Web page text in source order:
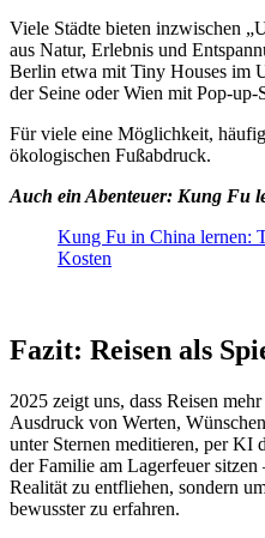
Viele Städte bieten inzwischen
aus Natur, Erlebnis und
Berlin etwa mit Tiny Houses im
der Seine oder Wien mit Pop-up-
Für viele eine Möglichkeit,
ökologischen Fußabdruck.
Auch ein Abenteuer: Kung Fu
Kung Fu in China lernen:
Kosten
Fazit: Reisen als
2025 zeigt uns, dass Reisen
Ausdruck von Werten,
unter Sternen meditieren, per KI
der Familie am Lagerfeuer
Realität zu entfliehen, sondern
bewusster zu erfahren.